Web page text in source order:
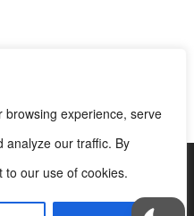
experience, serve
analyze our traffic. By
to our use of cookies.